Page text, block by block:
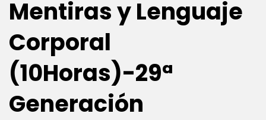
Mentiras y Lenguaje
Corporal
(10Horas)-29ª
Generación